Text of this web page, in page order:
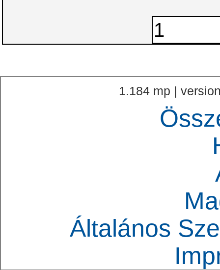
1.184 mp |
Általános